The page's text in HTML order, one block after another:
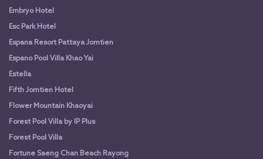
Embryo Hotel
Esc Park Hotel
Espana Resort Pattaya Jomtien
Espano Pool Villa Khao Yai
Estella
Fifth Jomtien Hotel
Flower Mountain Khaoyai
Forest Pool Villa by IP Plus
Forest Pool Villa
Fortune Saeng Chan Beach Rayong